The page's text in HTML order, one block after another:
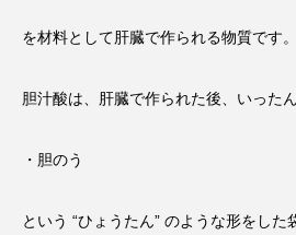
を材料として肝臓で作られる物質です。
胆汁酸は、肝臓で作られた後、いったん
・胆のう
という “ひょうたん” のような形をした